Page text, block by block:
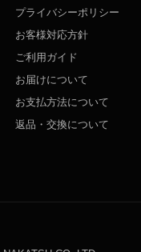
プライバシーポリシー
お客様対応方針
ご利用ガイド
お届けについて
お支払方法について
返品・交換について